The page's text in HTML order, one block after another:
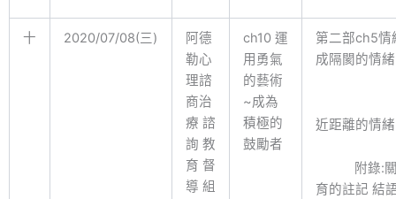
十 2020/07/08(三)
阿德
勒心
理諮
商治
療 諮
詢 教
育 督
導 組
ch10 運
用勇氣
的藝術
~成為
積極的
鼓勵者
第二部ch5情
成隔閡的
近距離的情緒
附錄:關
育的註記 結